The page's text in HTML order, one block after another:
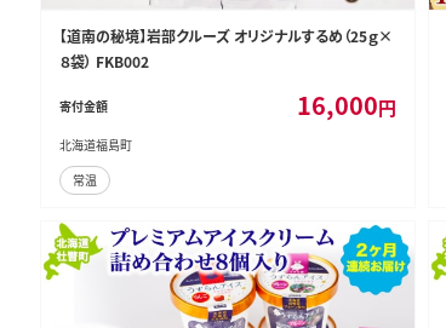
【道南の秘境】岩部クルーズ オリジナルするめ（25ｇ×
８袋） FKB002
寄付金額 16,000円
北海道福島町
常温